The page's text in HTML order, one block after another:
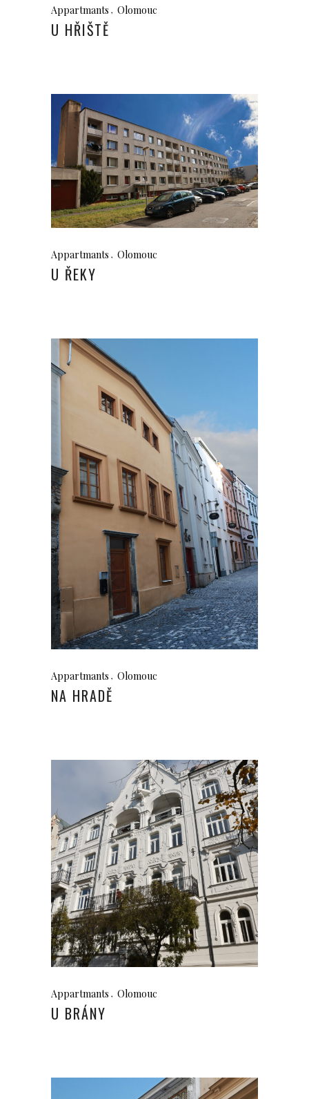
Appartmants Olomouc
U HŘIŠTĚ
Appartmants Olomouc
U ŘEKY
Appartmants Olomouc
NA HRADĚ
Appartmants Olomouc
U BRÁNY